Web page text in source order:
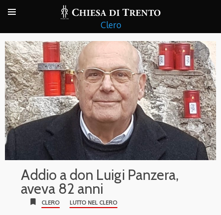
Clero
Addio a don Luigi Panzera,
aveva 82 anni
bookmark CLERO LUTTO NEL CLERO